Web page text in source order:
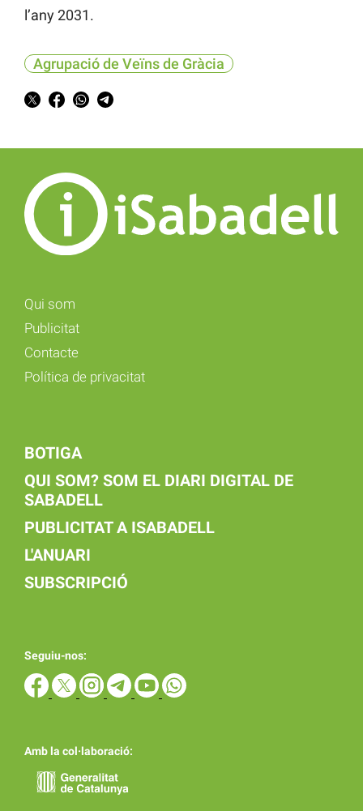
l’any 2031.
Agrupació de Veïns de Gràcia
Qui som
Publicitat
Contacte
Política de privacitat
BOTIGA
QUI SOM? SOM EL DIARI DIGITAL DE
SABADELL
PUBLICITAT A ISABADELL
L'ANUARI
SUBSCRIPCIÓ
Seguiu-nos:
Amb la col·laboració: